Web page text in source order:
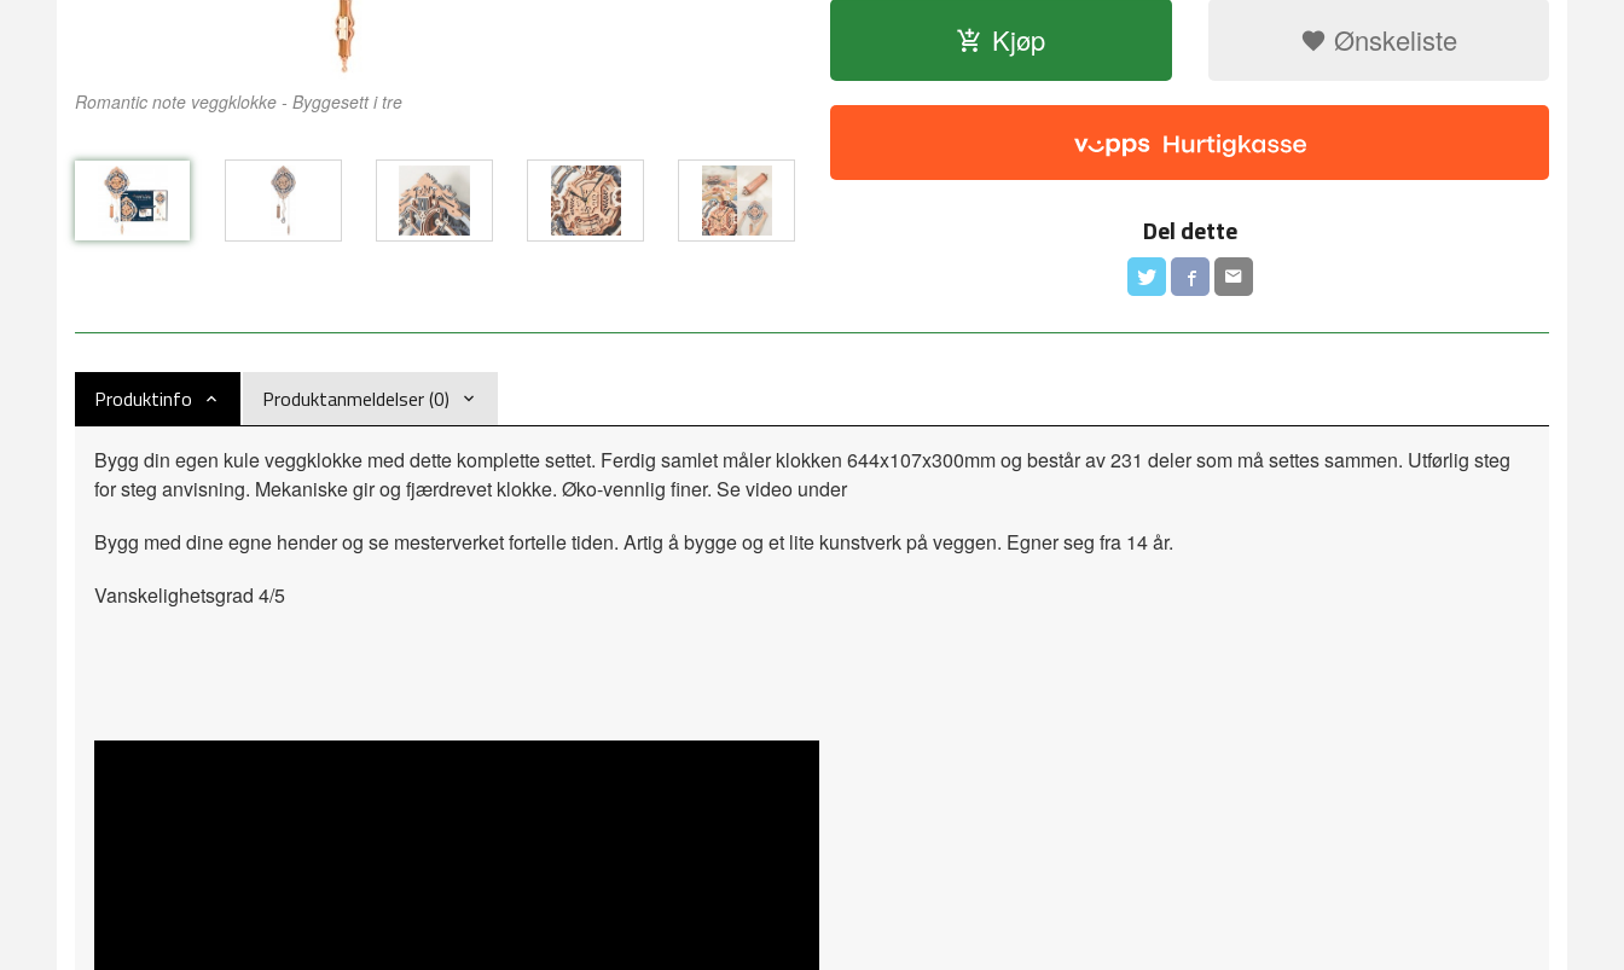
Romantic note veggklokke - Byggesett i tre Romantic note veggklokke - Byggesett i tre Romantic
Kjøp Ønskeliste
Del dette
Produktinfo Produktanmeldelser (0)
Bygg din egen kule veggklokke med dette komplette settet. Ferdig samlet måler klokken 644x107x300mm og består av 231 deler som må settes sammen. Utførlig steg
for steg anvisning. Mekaniske gir og fjærdrevet klokke. Øko-vennlig finer. Se video under
Bygg med dine egne hender og se mesterverket fortelle tiden. Artig å bygge og et lite kunstverk på veggen. Egner seg fra 14 år.
Vanskelighetsgrad 4/5